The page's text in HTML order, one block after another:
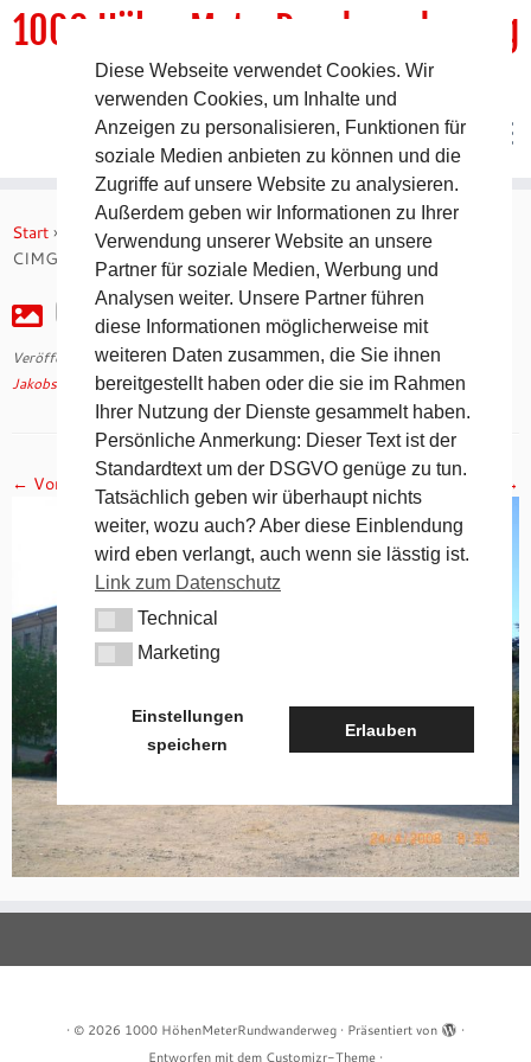
Inhalt
springen
1000 HöhenMeterRundwanderweg
DER Rundwanderweg um Pommelsbrunn
Start » Jakobsweg 2008 – 6. Tag auf dem Camino Francés
CIMG2262
CIMG2262
Veröffentlicht am30. April 2018mit den Abmessungen1024 × 768
Jakobsweg 2008 – 6. Tag auf dem Camino Francés.
← Vorheriges Nächstes →
· © 2026 1000 HöhenMeterRundwanderweg · Präsentiert von
·
Entworfen mit dem Customizr-Theme ·
Diese Webseite verwendet Cookies. Wir
verwenden Cookies, um Inhalte und
Anzeigen zu personalisieren, Funktionen für
soziale Medien anbieten zu können und die
Zugriffe auf unsere Website zu analysieren.
Außerdem geben wir Informationen zu Ihrer
Verwendung unserer Website an unsere
Partner für soziale Medien, Werbung und
Analysen weiter. Unsere Partner führen
diese Informationen möglicherweise mit
weiteren Daten zusammen, die Sie ihnen
bereitgestellt haben oder die sie im Rahmen
Ihrer Nutzung der Dienste gesammelt haben.
Persönliche Anmerkung: Dieser Text ist der
Standardtext um der DSGVO genüge zu tun.
Tatsächlich geben wir überhaupt nichts
weiter, wozu auch? Aber diese Einblendung
wird eben verlangt, auch wenn sie lässtig ist.
Link zum Datenschutz
TechnicalTechnical
MarketingMarketing
Einstellungen
speichern
Erlauben